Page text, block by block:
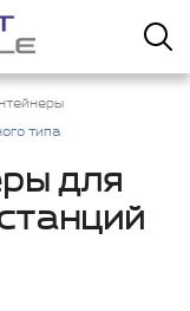
типа
для